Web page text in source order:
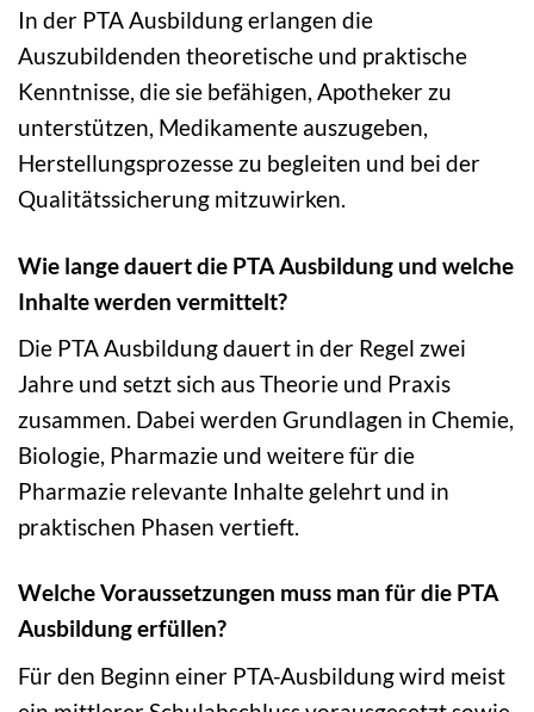
In der PTA Ausbildung erlangen die
Auszubildenden theoretische und praktische
Kenntnisse, die sie befähigen, Apotheker zu
unterstützen, Medikamente auszugeben,
Herstellungsprozesse zu begleiten und bei der
Qualitätssicherung mitzuwirken.
Wie lange dauert die PTA Ausbildung und welche
Inhalte werden vermittelt?
Die PTA Ausbildung dauert in der Regel zwei
Jahre und setzt sich aus Theorie und Praxis
zusammen. Dabei werden Grundlagen in Chemie,
Biologie, Pharmazie und weitere für die
Pharmazie relevante Inhalte gelehrt und in
praktischen Phasen vertieft.
Welche Voraussetzungen muss man für die PTA
Ausbildung erfüllen?
Für den Beginn einer PTA-Ausbildung wird meist